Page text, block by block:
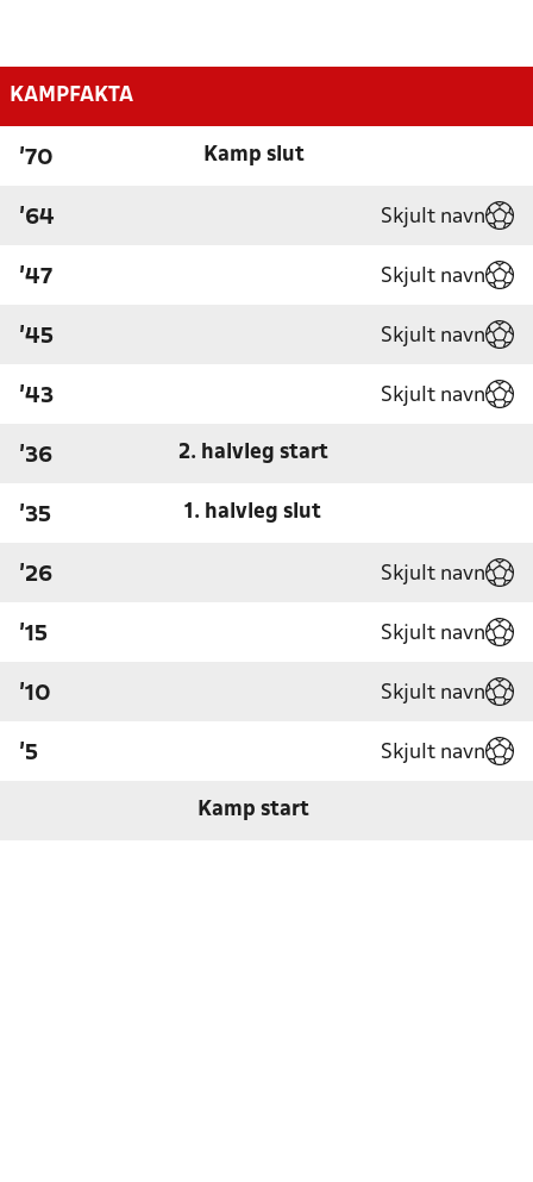
KAMPFAKTA
'70 Kamp slut
'64 Skjult navn
'47 Skjult navn
'45 Skjult navn
'43 Skjult navn
'36 2. halvleg start
'35 1. halvleg slut
'26 Skjult navn
'15 Skjult navn
'10 Skjult navn
'5 Skjult navn
Kamp start